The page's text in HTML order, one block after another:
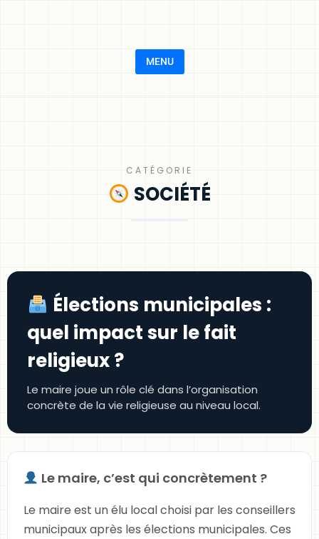
MENU
CATÉGORIE
SOCIÉTÉ
Élections municipales :
quel impact sur le fait
religieux ?
Le maire joue un rôle clé dans l’organisation
concrète de la vie religieuse au niveau local.
Le maire, c’est qui concrètement ?
Le maire est un élu local choisi par les conseillers
municipaux après les élections municipales. Ces